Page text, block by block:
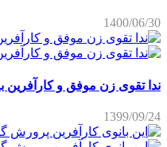
1400/06/30
ندا تقوی زن موفق و کارآفرین
1399/09/24